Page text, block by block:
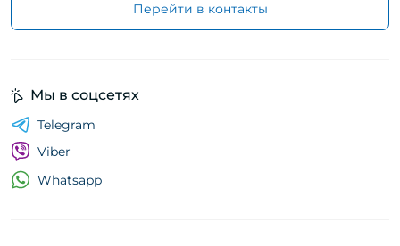
Перейти в контакты
Мы в соцсетях
Telegram
Viber
Whatsapp